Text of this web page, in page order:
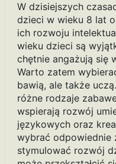
W dzisiejszych
dzieci w wieku 8 lat
ich rozwoju
wieku dzieci są
chętnie angażują się
Warto zatem
bawią, ale także
różne rodzaje
wspierają rozwój
językowych oraz
wybrać odpowiednie
stymulować rozwój